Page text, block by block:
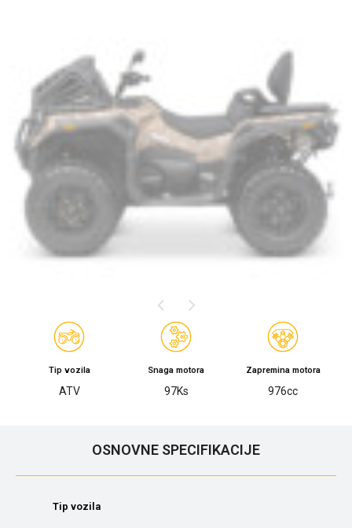
Tip vozila
ATV
Snaga motora
97Ks
Zapremina motora
976cc
OSNOVNE SPECIFIKACIJE
Tip vozila